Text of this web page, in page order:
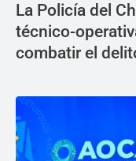
La Policía del
técnico-
combatir el